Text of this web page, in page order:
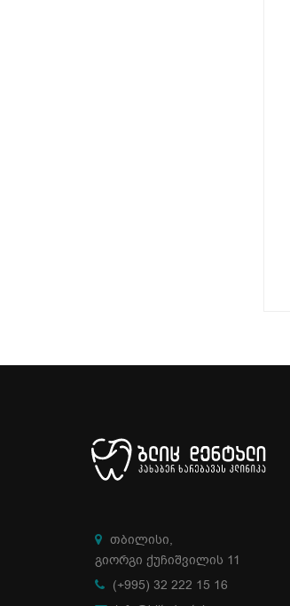
თბილისი,
გიორგი ქუჩიშვილის 11
(+995) 32 222 15 16